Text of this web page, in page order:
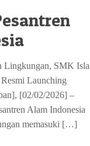
Lingkungan, SMK
Launching
[02/02/2026] –
Alam Indonesia
memasuki […]